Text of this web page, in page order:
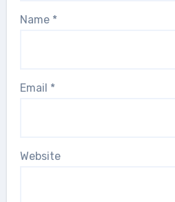
Name *
Email *
Website